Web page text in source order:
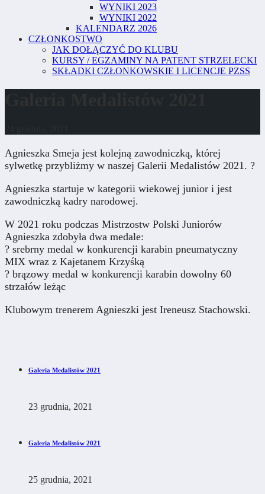
WYNIKI 2023
WYNIKI 2022
KALENDARZ 2026
CZŁONKOSTWO
JAK DOŁĄCZYĆ DO KLUBU
KURSY / EGZAMINY NA PATENT STRZELECKI
SKŁADKI CZŁONKOWSKIE I LICENCJE PZSS
Agnieszka Smeja jest kolejną zawodniczką, której
sylwetkę przybliżmy w naszej Galerii Medalistów 2021. ?
Agnieszka startuje w kategorii wiekowej junior i jest
zawodniczką kadry narodowej.
W 2021 roku podczas Mistrzostw Polski Juniorów
Agnieszka zdobyła dwa medale:
? srebrny medal w konkurencji karabin pneumatyczny
MIX wraz z Kajetanem Krzyśką
? brązowy medal w konkurencji karabin dowolny 60
strzałów leżąc
Klubowym trenerem Agnieszki jest Ireneusz Stachowski.
Galeria Medalistów 2021
23 grudnia, 2021
Galeria Medalistów 2021
25 grudnia, 2021